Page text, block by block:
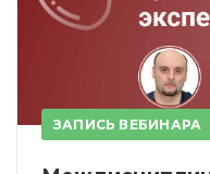
ЗАПИСЬ ВЕБИНАРА